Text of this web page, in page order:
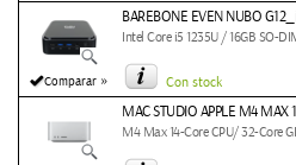
Comparar »
BAREBONE EVEN NUBO
Intel Core i5 1235U / 16GB SO-
Con stock
MAC STUDIO APPLE M4 MAX
M4 Max 14-Core CPU/ 32-Core